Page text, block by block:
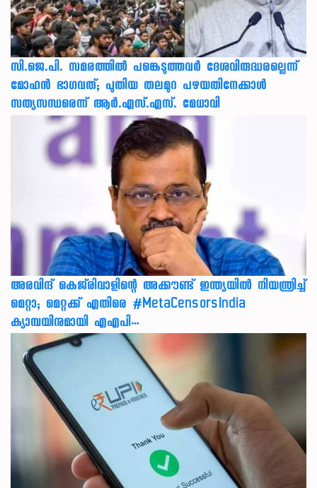
സി.ജെ.പി. സമരത്തിൽ പങ്കെടുത്തവർ ദേശവിരുദ്ധരല്ലെന്ന്
മോഹൻ ഭാഗവത്; പുതിയ തലമുറ പഴയതിനേക്കാൾ
സത്യസന്ധരെന്ന് ആർ.എസ്.എസ്. മേധാവി
അരവിന്ദ് കെജ്‌രിവാളിന്റെ അക്കൗണ്ട് ഇന്ത്യയിൽ നിയന്ത്രിച്ച്
മെറ്റാ; മെറ്റക്ക് എതിരെ #MetaCensorsIndia
ക്യാമ്പയിനുമായി എഎപി…